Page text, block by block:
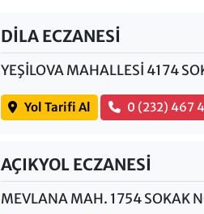
DİLA ECZANESİ
YEŞİLOVA MAHALLESİ 4174
Yol Tarifi Al 0 (232) 467
AÇIKYOL ECZANESİ
MEVLANA MAH. 1754 SOKAK